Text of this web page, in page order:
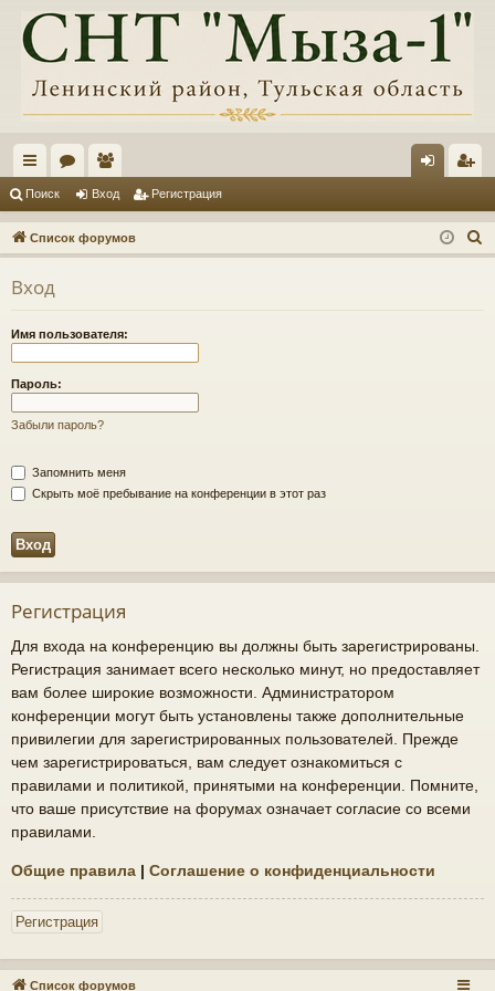
с
ы
лк
и
ум
ы
ол
ьз
ов
и
д ис
тр
Поиск Вход Регистрация
Список форумов
о
Вход
Имя пользователя:
Пароль:
Забыли пароль?
Запомнить меня
Скрыть моё пребывание на конференции в этот раз
Регистрация
Для входа на конференцию вы должны быть зарегистрированы.
Регистрация занимает всего несколько минут, но предоставляет
вам более широкие возможности. Администратором
конференции могут быть установлены также дополнительные
привилегии для зарегистрированных пользователей. Прежде
чем зарегистрироваться, вам следует ознакомиться с
правилами и политикой, принятыми на конференции. Помните,
что ваше присутствие на форумах означает согласие со всеми
правилами.
Общие правила | Соглашение о конфиденциальности
Регистрация
Список форумов